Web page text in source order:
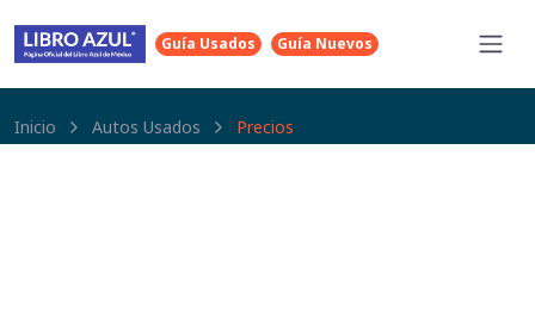
Guía Usados Guía Nuevos
Inicio Autos Usados Precios